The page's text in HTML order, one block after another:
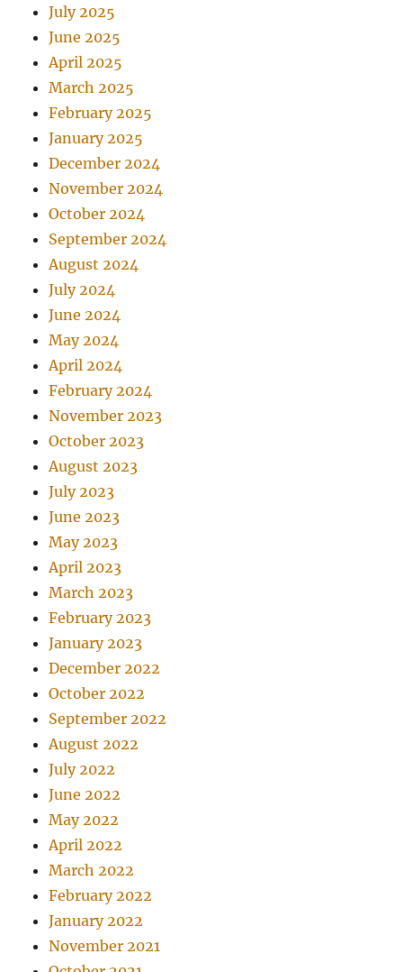
July 2025
June 2025
April 2025
March 2025
February 2025
January 2025
December 2024
November 2024
October 2024
September 2024
August 2024
July 2024
June 2024
May 2024
April 2024
February 2024
November 2023
October 2023
August 2023
July 2023
June 2023
May 2023
April 2023
March 2023
February 2023
January 2023
December 2022
October 2022
September 2022
August 2022
July 2022
June 2022
May 2022
April 2022
March 2022
February 2022
January 2022
November 2021